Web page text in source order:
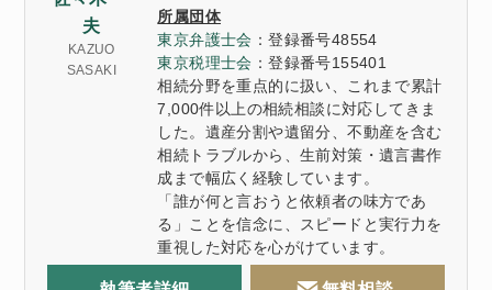
夫
KAZUO
SASAKI
所属団体
東京弁護士会 ：登録番号48554
東京税理士会 ：登録番号155401
相続分野を重点的に扱い、これまで累計
7,000件以上の相続相談に対応してきま
した。遺産分割や遺留分、不動産を含む
相続トラブルから、生前対策・遺言書作
成まで幅広く経験しています。
「誰が何と言おうと依頼者の味方であ
る」ことを信念に、スピードと実行力を
重視した対応を心がけています。